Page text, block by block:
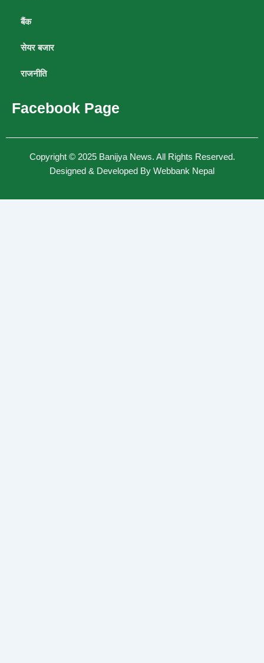
बैंक
सेयर बजार
राजनीति
Facebook Page
Copyright © 2025 Banijya News. All Rights Reserved.
Designed & Developed By Webbank Nepal